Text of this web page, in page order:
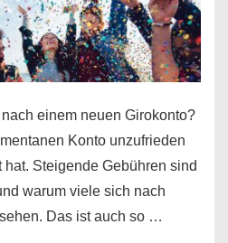
einem neuen Girokonto?
Konto unzufrieden
Steigende Gebühren sind
warum viele sich nach
Das ist auch so …